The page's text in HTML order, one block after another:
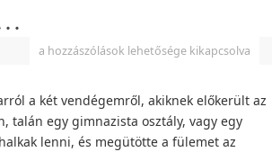
a hozzászólások lehetősége kikapcsolva
a két vendégemről, akiknek előkerült az
talán egy gimnazista osztály, vagy egy
lenni, és megütötte a fülemet az